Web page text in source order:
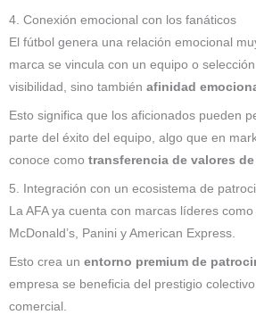
4. Conexión emocional con los fanáticos
El fútbol genera una relación emocional
marca se vincula con un equipo o
visibilidad, sino también afinidad
Esto significa que los aficionados pueden
parte del éxito del equipo, algo que en
conoce como transferencia de valores de
5. Integración con un ecosistema de
La AFA ya cuenta con marcas líderes
McDonald’s, Panini y American Express.
Esto crea un entorno premium de
empresa se beneficia del prestigio
comercial.